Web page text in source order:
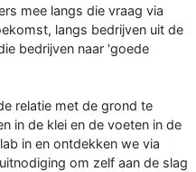
mee langs die vraag via
langs bedrijven uit de
bedrijven naar 'goede
relatie met de grond te
in de klei en de voeten in de
in en ontdekken we via
om zelf aan de slag